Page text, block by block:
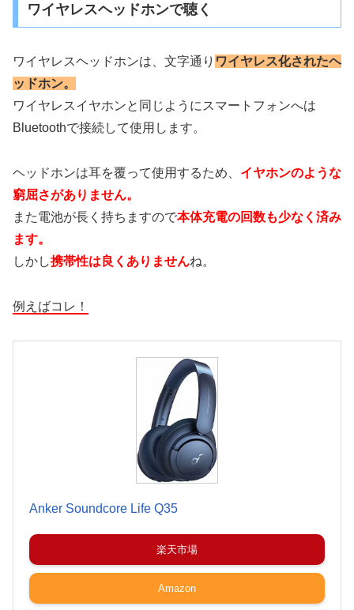
ワイヤレスヘッドホンで聴く
ワイヤレスヘッドホンは、文字通り ワイヤレス化されたヘ
ッドホン。
ワイヤレスイヤホンと同じようにスマートフォンへは
Bluetoothで接続して使用します。
ヘッドホンは耳を覆って使用するため、 イヤホンのような
窮屈さがありません。
また電池が長く持ちますので本体充電の回数も少なく済み
ます。
しかし携帯性は良くありませんね。
例えばコレ！
Anker Soundcore Life Q35
楽天市場
Amazon